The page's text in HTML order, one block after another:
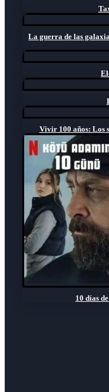
La guerra de las
Vivir 100 años: Los
10 días